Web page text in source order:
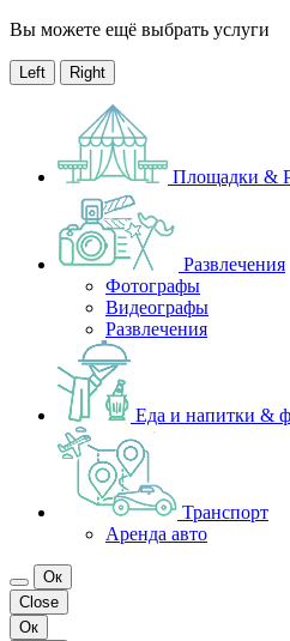
Вы можете ещё выбрать услуги
Left Right
Площадки &
Развлечения
Фотографы
Видеографы
Развлечения
Еда и напитки &
Транспорт
Аренда авто
Ок
Close
Ок